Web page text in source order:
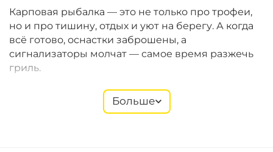
Карповая рыбалка — это не только про трофеи,
но и про тишину, отдых и уют на берегу. А когда
всё готово, оснастки заброшены, а
сигнализаторы молчат — самое время разжечь
гриль.
предлагает компактные газовые и
Больше